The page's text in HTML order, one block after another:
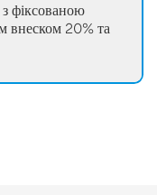
фіксованою
внеском 20% та